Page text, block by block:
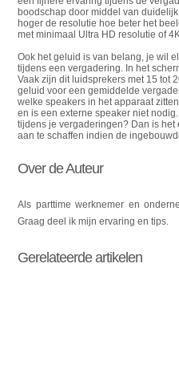
boodschap door middel van
hoger de resolutie hoe beter het
met minimaal Ultra HD resolutie of
Ook het geluid is van belang, je wil
tijdens een vergadering. In het
Vaak zijn dit luidsprekers met 15 tot
geluid voor een gemiddelde
welke speakers in het apparaat
en is een externe speaker niet
tijdens je vergaderingen? Dan is
aan te schaffen indien de
Over de Auteur
Als parttime werknemer en
Graag deel ik mijn ervaring en tips.
Gerelateerde artikelen